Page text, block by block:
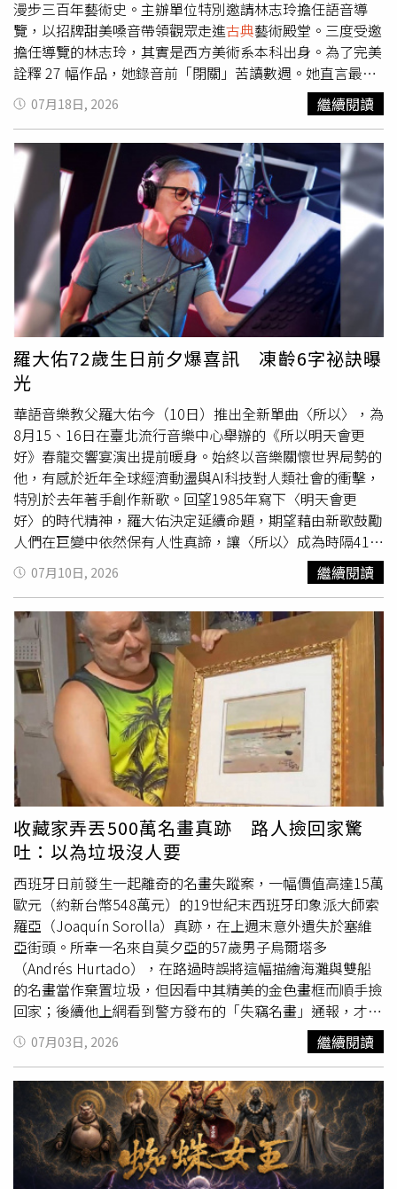
備製作新專輯的林理惠透露，過程中自己連續寫了三年的輔
助企劃，卻都慘遇落選命運，讓她苦笑說：「這真的是我人
生活到這個歲數遇到最大的挫折了！」有趣的是，去年得知
再度落選政府音樂輔助名單的林理惠忍不住跑去跟老公訴
苦，沒想到謝明諺竟開玩笑地對她說：「如果真的需要錢就
去 OnlyFans 開帳號，這樣很快就可以賺到錢做專輯！」讓
林理惠聽完哭笑不得，瞬間理智線斷裂，無奈地說：「我真
的傷心了很久，因為我認為中年婦女在 OnlyFans 上也賺不
到多少錢，而且他居然可以接受自己配偶在 OnlyFans 上開
帳號賺錢，這件事我真的一輩子不會忘記！」
漫步三百年藝術史。主辦單位特別邀請林志玲擔任語音導
覽，以招牌甜美嗓音帶領觀眾走進古典藝術殿堂。三度受邀
擔任導覽的林志玲，其實是西方美術系本科出身。為了完美
詮釋 27 幅作品，她錄音前「閉關」苦讀數週。她直言最大
挑戰是兼顧知識與親切感，希望聲音能與作品一同轉換、陪
觀眾跨越時空。相較於演戲能靠肢體，林志玲認為配音全憑
聲音細節，極具挑戰。熱愛聲音表演的她，自曝在家也是兒
子的專屬「床邊故事說書員」。她常發揮聲優功力大玩角色
扮演、變聲演出，超生動的說故事技巧讓兒子總興奮狂喊
「再講一次」！林志玲說故事超生動，兒子很捧場總說想再
聽一次。（圖／侯世駿攝）同時，她也大方分享私房「育兒
心法」，有時會引導孩子看圖說故事，自己則扮演專注的傾
聽者。林志玲珍惜這段親子共讀時光，也期盼藉由雙向互
動，培養孩子的想像力與表達能力。
07月18日, 2026 繼續閱讀
羅大佑72歲生日前夕爆喜訊 凍齡6字祕訣曝
光
華語音樂教父羅大佑今（10日）推出全新單曲〈所以〉，為
8月15、16日在臺北流行音樂中心舉辦的《所以明天會更
好》春龍交響宴演出提前暖身。始終以音樂關懷世界局勢的
他，有感於近年全球經濟動盪與AI科技對人類社會的衝擊，
特別於去年著手創作新歌。回望1985年寫下〈明天會更
好〉的時代精神，羅大佑決定延續命題，期望藉由新歌鼓勵
人們在巨變中依然保有人性真諦，讓〈所以〉成為時隔41年
的時代回聲。羅大佑形容這首歌是「經濟科技大倒掛時代的
瞑想曲」，直指全球面臨經濟疲弱與就業焦慮，科技資源卻
高度失衡的矛盾現狀。對於AI浪潮，他採取「參考但不依
賴」的開放心態，新歌MV特別攜手臺灣獨立動畫藝術家莊
禾，運用手繪動畫與AI生成影像呈現虛實交織的語言。羅大
佑強調：「雋永的旋律及好的音樂是機器做不出來的，因為
人做音樂始終有靈魂。」他不怕被AI取代，反以此與音樂人
共勉，堅持把音樂做到極致。在製作上，新歌邀來林孟慧編
寫合唱、新加坡國寶級編曲家Martin Tang操刀，曲末透過
管樂與合唱團交織出進行曲氣勢，將個人獨白昇華為世代心
聲。適逢72歲生日前夕發歌，羅大佑開心擁抱歲數，笑稱很
喜歡「72」這個數字，如孫悟空七十二變、孔子七十二弟
子，並以經典作〈現象七十二變〉自勉，在瞬息萬變的世界
中持續創新。談及維持極佳狀態的「凍齡」秘訣，他分享六
字訣：「有在動、有在學。」至今仍每天不間斷做發聲練
習、苦練古典鋼琴。他強調唱歌與彈奏是情感的身體運動，
是機器人無法取代的自然聲波震動。提及生日願望，羅大佑
暖心祝願歌迷：「祝大家有生之日都會快樂！」
07月10日, 2026 繼續閱讀
收藏家弄丟500萬名畫真跡 路人撿回家驚
吐：以為垃圾沒人要
西班牙日前發生一起離奇的名畫失蹤案，一幅價值高達15萬
歐元（約新台幣548萬元）的19世紀末西班牙印象派大師索
羅亞（Joaquín Sorolla）真跡，在上週末意外遺失於塞維
亞街頭。所幸一名來自莫夕亞的57歲男子烏爾塔多
（Andrés Hurtado），在路過時誤將這幅描繪海灘與雙船
的名畫當作棄置垃圾，但因看中其精美的金色畫框而順手撿
回家；後續他上網看到警方發布的「失竊名畫」通報，才驚
覺自己撿到寶，隨即主動聯繫警方物歸原主。根據外媒《衛
報》報導，這起烏龍事件源於塞維亞（Seville）一個當地家
族，該家族長期持有這幅珍貴的索羅亞作品，且有帶著畫作
一同度假的特殊習慣。案發當日，該家族正準備驅車前往海
灘度假，不料在整理行李時，因後方車流不斷且喇叭聲此起
彼落，導致車主在焦慮下，不慎將靠在牆邊的畫作遺忘在路
邊便開車離去。當他們抵達目的地發現畫作遺失後，隨即在
街頭張貼尋物啟事，雖然強調該畫具有「極高的情感價
07月03日, 2026 繼續閱讀